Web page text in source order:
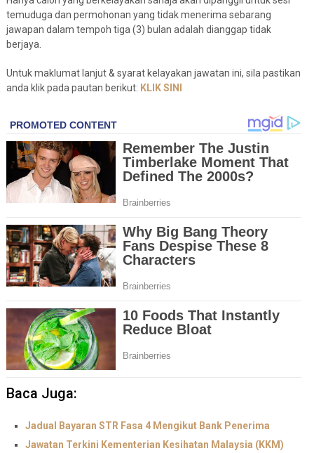
temuduga dan permohonan yang tidak menerima sebarang
jawapan dalam tempoh tiga (3) bulan adalah dianggap tidak
berjaya.
Untuk maklumat lanjut & syarat kelayakan jawatan ini, sila pastikan
anda klik pada pautan berikut: KLIK SINI
Baca Juga:
Jadual Bayaran STR Fasa 4 Mengikut Bank Penerima
Jawatan Terkini Kementerian Kesihatan Malaysia (KKM)